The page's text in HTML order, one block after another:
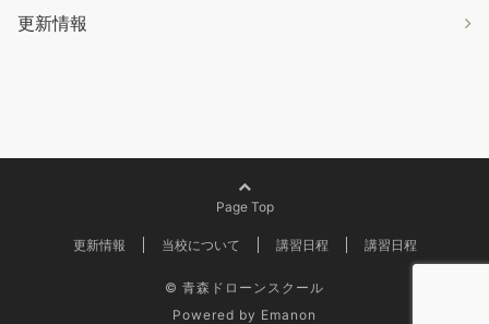
更新情報
Page Top
更新情報 当校について 講習日程 講習日程
© 青森ドローンスクール
Powered by Emanon